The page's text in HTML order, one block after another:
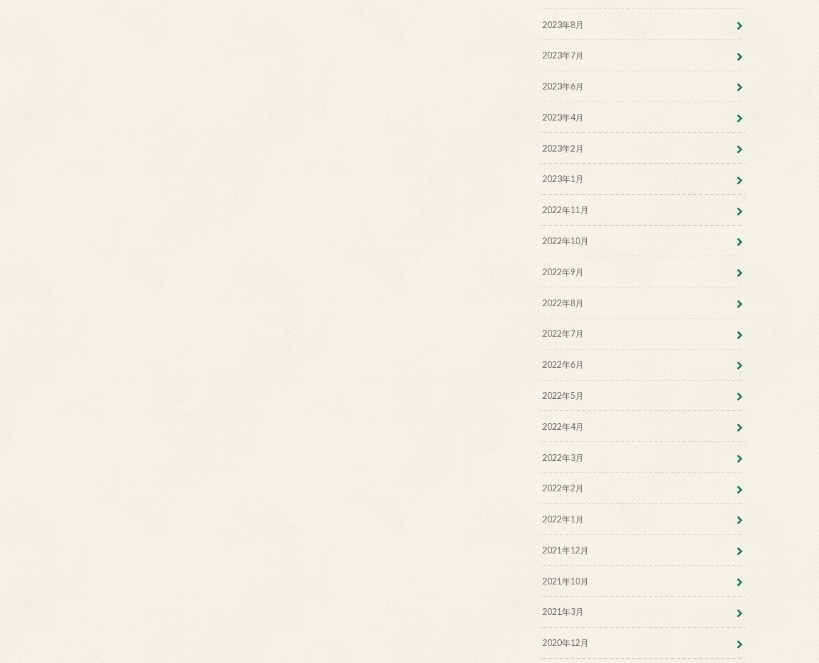
2023年8月
2023年7月
2023年6月
2023年4月
2023年2月
2023年1月
2022年11月
2022年10月
2022年9月
2022年8月
2022年7月
2022年6月
2022年5月
2022年4月
2022年3月
2022年2月
2022年1月
2021年12月
2021年10月
2021年3月
2020年12月